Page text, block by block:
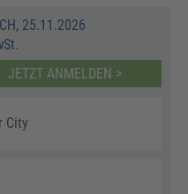
25.11.2026
JETZT ANMELDEN >
City